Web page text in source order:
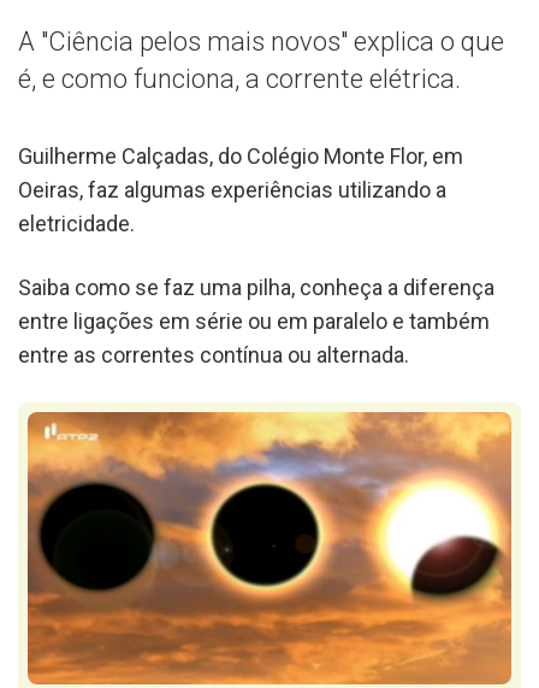
A "Ciência pelos mais novos" explica o que
é, e como funciona, a corrente elétrica.
Guilherme Calçadas, do Colégio Monte Flor, em
Oeiras, faz algumas experiências utilizando a
eletricidade.
Saiba como se faz uma pilha, conheça a diferença
entre ligações em série ou em paralelo e também
entre as correntes contínua ou alternada.